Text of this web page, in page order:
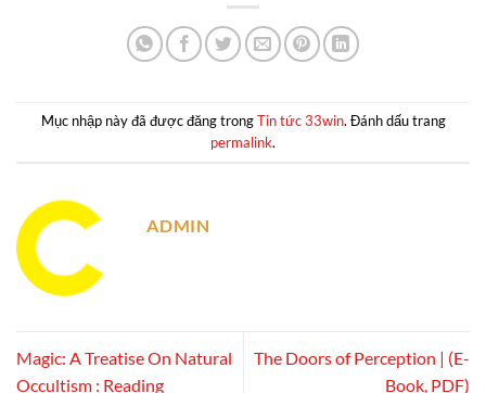
Mục nhập này đã được đăng trongTin tức 33win. Đánh dấu trang
permalink.
ADMIN
Magic: A Treatise On Natural
Occultism : Reading
The Doors of Perception | (E-
Book, PDF)